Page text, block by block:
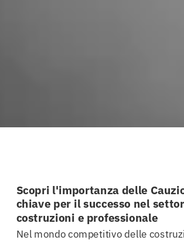
Scopri l'importanza delle
chiave per il successo nel
costruzioni e professionale
Nel mondo competitivo delle